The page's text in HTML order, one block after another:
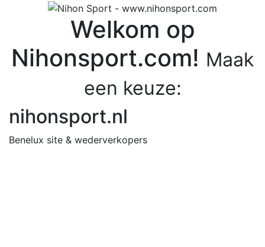
Welkom op
Nihonsport.com! Maak
een keuze:
nihonsport.nl
Benelux site & wederverkopers